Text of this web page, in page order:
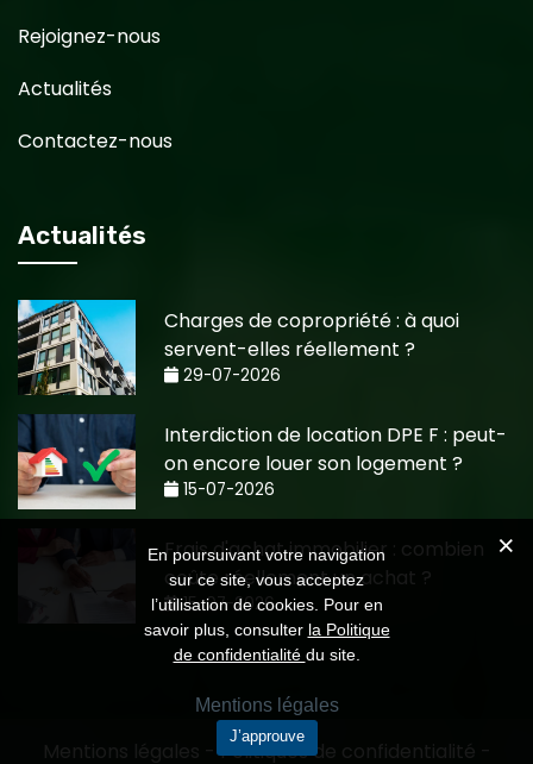
Rejoignez-nous
Actualités
Contactez-nous
Actualités
Charges de copropriété : à quoi
servent-elles réellement ?
29-07-2026
Interdiction de location DPE F : peut-
on encore louer son logement ?
15-07-2026
Frais d'achat immobilier : combien
coûte réellement un achat ?
15-07-2026
-Politiques de confidentialité
En poursuivant votre navigation
sur ce site, vous acceptez
l’utilisation de cookies. Pour en
savoir plus, consulter la Politique
de confidentialité du site.
Mentions légales
J’approuve